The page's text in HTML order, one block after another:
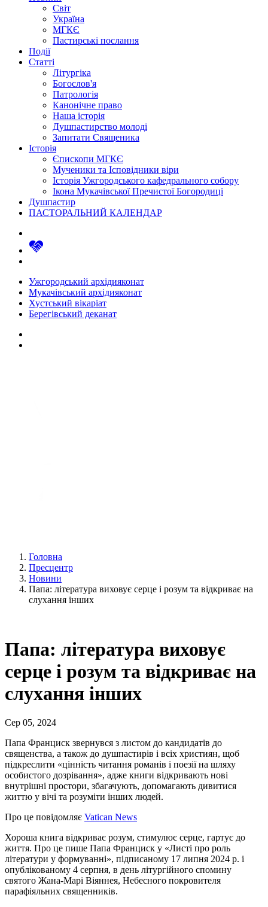
Світ
Україна
МГКЄ
Пастирські послання
Події
Статті
Літургіка
Богослов'я
Патрологія
Канонічне право
Наша історія
Душпастирство молоді
Запитати Священика
Історія
Єпископи МГКЄ
Мученики та Ісповідники віри
Історія Ужгородського кафедрального собору
Ікона Мукачівської Пречистої Богородиці
Душпастир
ПАСТОРАЛЬНИЙ КАЛЕНДАР
Ужгородський архідияконат
Мукачівський архідияконат
Хустський вікаріат
Берегівський деканат
Головна
Пресцентр
Новини
Папа: література виховує серце і розум та відкриває на
слухання інших
Папа: література виховує
серце і розум та відкриває на
слухання інших
Сер 05, 2024
Папа Франциск звернувся з листом до кандидатів до
священства, а також до душпастирів і всіх християн, щоб
підкреслити «цінність читання романів і поезії на шляху
особистого дозрівання», адже книги відкривають нові
внутрішні простори, збагачують, допомагають дивитися
життю у вічі та розуміти інших людей.
Про це повідомляє Vatican News
Хороша книга відкриває розум, стимулює серце, гартує до
життя. Про це пише Папа Франциск у «Листі про роль
літератури у формуванні», підписаному 17 липня 2024 р. і
опублікованому 4 серпня, в день літургійного спомину
святого Жана-Марі Віяннея, Небесного покровителя
парафіяльних священників.